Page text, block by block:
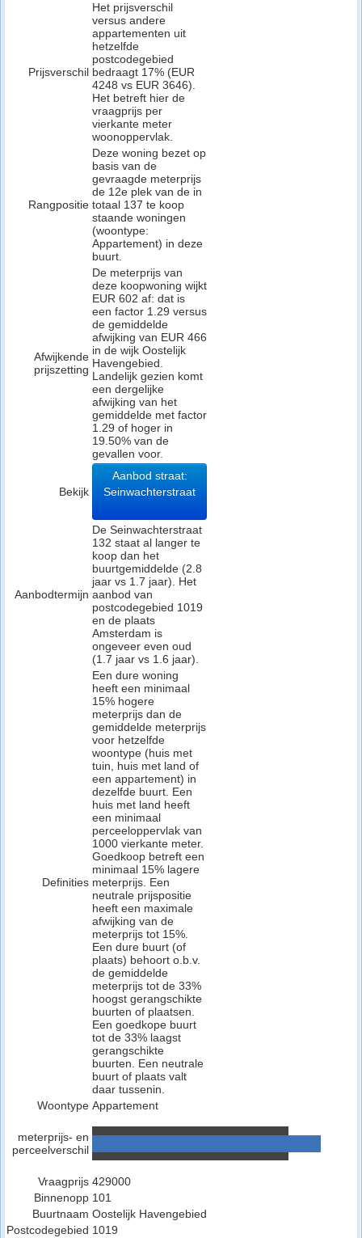
Prijsverschil
Het prijsverschil
versus andere
appartementen uit
hetzelfde
postcodegebied
bedraagt 17% (EUR
4248 vs EUR 3646).
Het betreft hier de
vraagprijs per
vierkante meter
woonoppervlak.
Rangpositie
Deze woning bezet op
basis van de
gevraagde meterprijs
de 12e plek van de in
totaal 137 te koop
staande woningen
(woontype:
Appartement) in deze
buurt.
Afwijkende
prijszetting
De meterprijs van
deze koopwoning wijkt
EUR 602 af: dat is
een factor 1.29 versus
de gemiddelde
afwijking van EUR 466
in de wijk Oostelijk
Havengebied.
Landelijk gezien komt
een dergelijke
afwijking van het
gemiddelde met factor
1.29 of hoger in
19.50% van de
gevallen voor.
Bekijk
Aanbod straat:
Seinwachterstraat
Aanbodtermijn
De Seinwachterstraat
132 staat al langer te
koop dan het
buurtgemiddelde (2.8
jaar vs 1.7 jaar). Het
aanbod van
postcodegebied 1019
en de plaats
Amsterdam is
ongeveer even oud
(1.7 jaar vs 1.6 jaar).
Definities
Een dure woning
heeft een minimaal
15% hogere
meterprijs dan de
gemiddelde meterprijs
voor hetzelfde
woontype (huis met
tuin, huis met land of
een appartement) in
dezelfde buurt. Een
huis met land heeft
een minimaal
perceeloppervlak van
1000 vierkante meter.
Goedkoop betreft een
minimaal 15% lagere
meterprijs. Een
neutrale prijspositie
heeft een maximale
afwijking van de
meterprijs tot 15%.
Een dure buurt (of
plaats) behoort o.b.v.
de gemiddelde
meterprijs tot de 33%
hoogst gerangschikte
buurten of plaatsen.
Een goedkope buurt
tot de 33% laagst
gerangschikte
buurten. Een neutrale
buurt of plaats valt
daar tussenin.
Woontype Appartement
meterprijs- en
perceelverschil
Vraagprijs 429000
Binnenopp 101
Buurtnaam Oostelijk Havengebied
Postcodegebied 1019